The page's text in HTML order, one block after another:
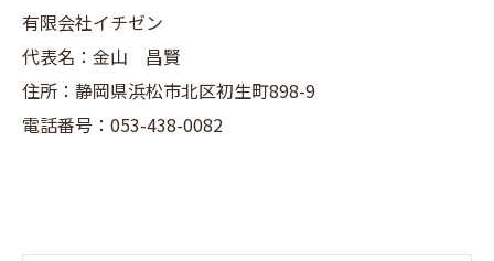
有限会社イチゼン
代表名：金山 昌賢
住所：静岡県浜松市北区初生町898-9
電話番号：053-438-0082